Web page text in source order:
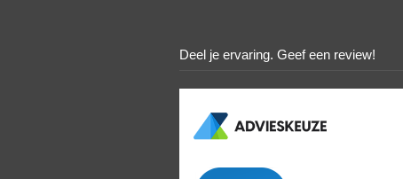
Deel je ervaring. Geef een review!